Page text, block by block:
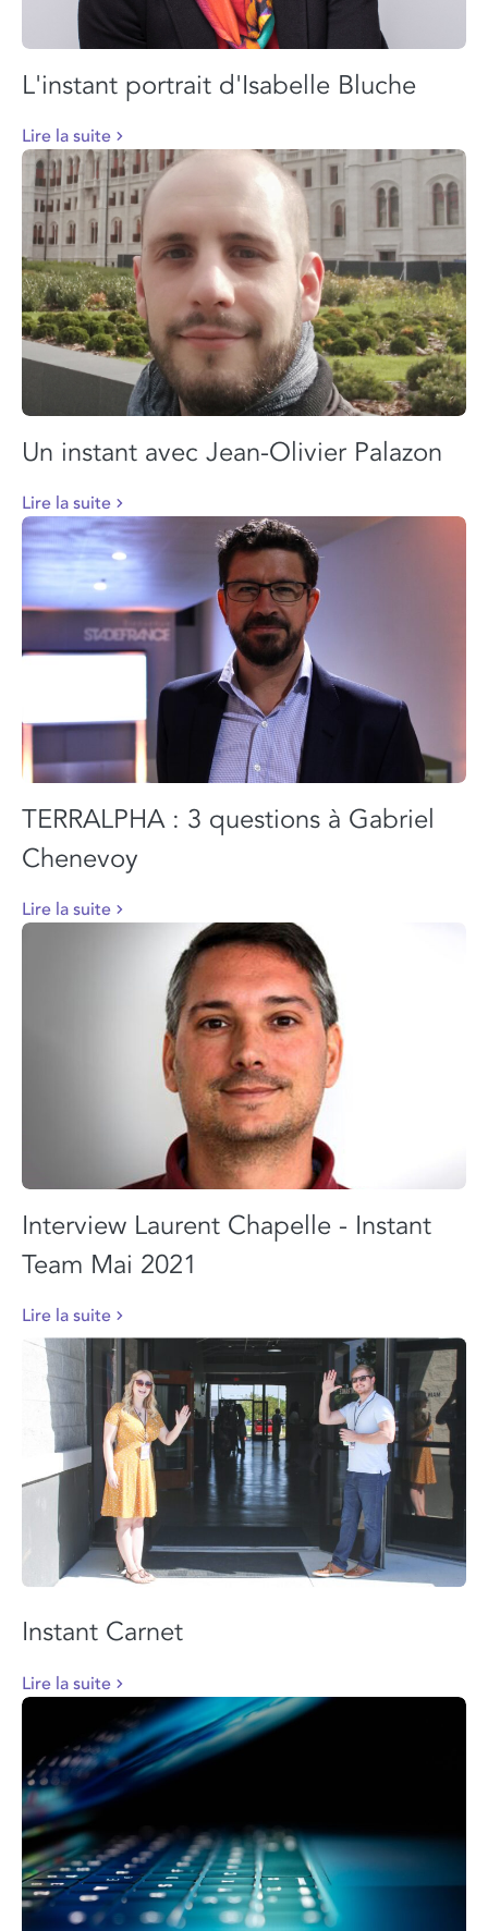
L'instant portrait d'Isabelle Bluche
Lire la suite
Un instant avec Jean-Olivier Palazon
Lire la suite
TERRALPHA : 3 questions à Gabriel
Chenevoy
Lire la suite
Interview Laurent Chapelle - Instant
Team Mai 2021
Lire la suite
Instant Carnet
Lire la suite